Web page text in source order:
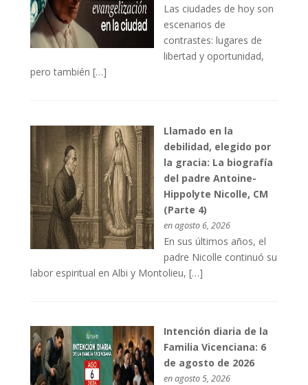
Las ciudades de hoy son
escenarios de
contrastes: lugares de
libertad y oportunidad,
pero también […]
Llamado en la
debilidad, elegido por
la gracia: La biografía
del padre Antoine-
Hippolyte Nicolle, CM
(Parte 4)
en agosto 6, 2026
En sus últimos años, el
padre Nicolle continuó su
labor espiritual en Albi y Montolieu, […]
Intención diaria de la
Familia Vicenciana: 6
de agosto de 2026
en agosto 5, 2026